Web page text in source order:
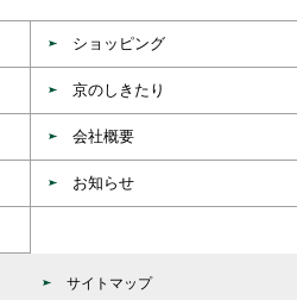
ショッピング
京のしきたり
会社概要
お知らせ
サイトマップ